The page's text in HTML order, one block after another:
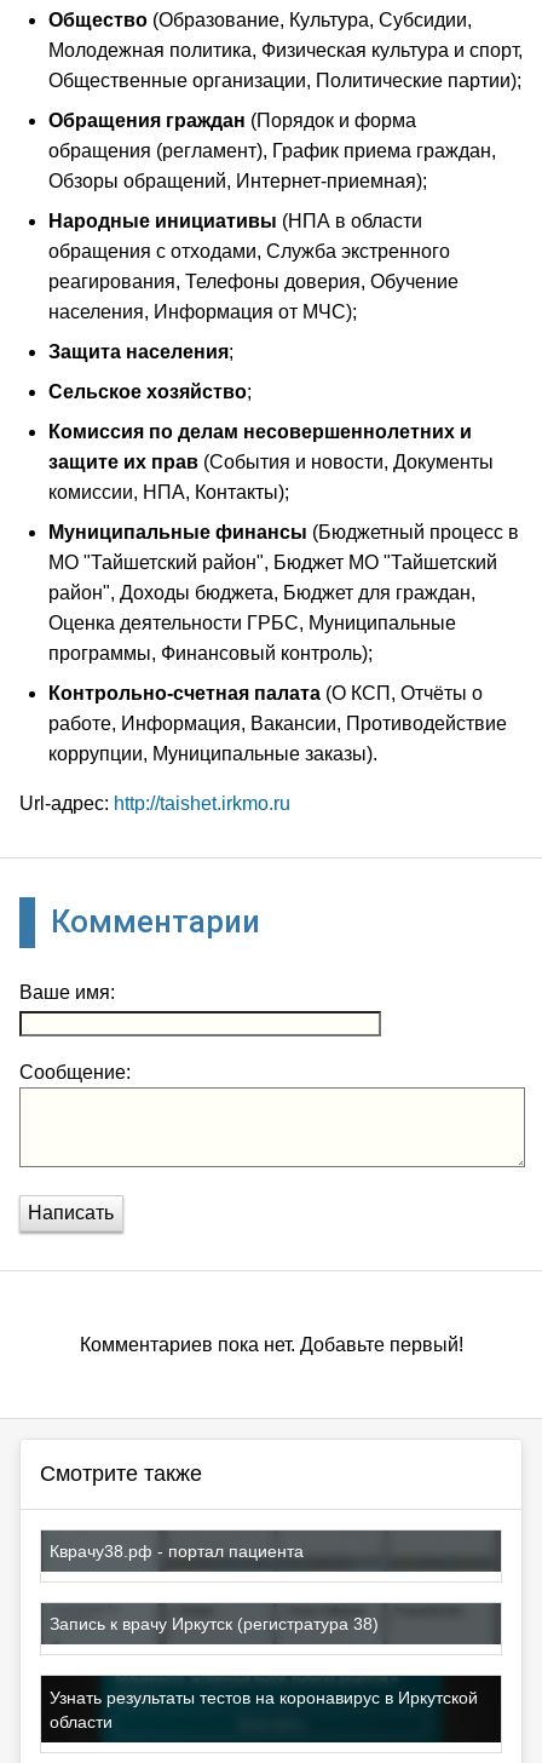
Общество (Образование, Культура, Субсидии,
Молодежная политика, Физическая культура и спорт,
Общественные организации, Политические партии);
Обращения граждан (Порядок и форма
обращения (регламент), График приема граждан,
Обзоры обращений, Интернет-приемная);
Народные инициативы (НПА в области
обращения с отходами, Служба экстренного
реагирования, Телефоны доверия, Обучение
населения, Информация от МЧС);
Защита населения;
Сельское хозяйство;
Комиссия по делам несовершеннолетних и
защите их прав (События и новости, Документы
комиссии, НПА, Контакты);
Муниципальные финансы (Бюджетный процесс в
МО "Тайшетский район", Бюджет МО "Тайшетский
район", Доходы бюджета, Бюджет для граждан,
Оценка деятельности ГРБС, Муниципальные
программы, Финансовый контроль);
Контрольно-счетная палата (О КСП, Отчёты о
работе, Информация, Вакансии, Противодействие
коррупции, Муниципальные заказы).
Url-адрес: http://taishet.irkmo.ru
Комментарии
Ваше имя:
Сообщение:
Написать
Комментариев пока нет. Добавьте первый!
Смотрите также
Кврачу38.рф - портал пациента
Запись к врачу Иркутск (регистратура 38)
Узнать результаты тестов на коронавирус в Иркутской
области